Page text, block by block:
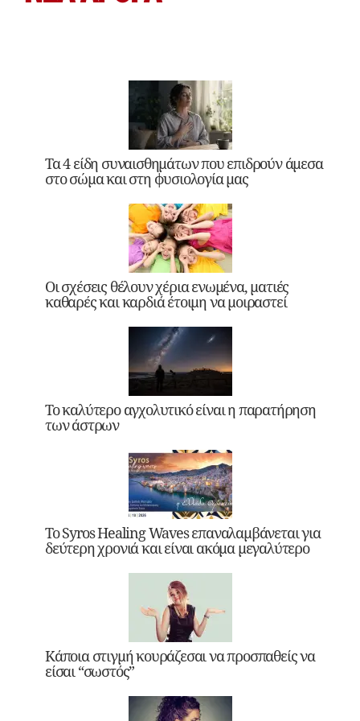
Τα 4 είδη συναισθημάτων που επιδρούν άμεσα
στο σώμα και στη φυσιολογία μας
Οι σχέσεις θέλουν χέρια ενωμένα, ματιές
καθαρές και καρδιά έτοιμη να μοιραστεί
Το καλύτερο αγχολυτικό είναι η παρατήρηση
των άστρων
Το Syros Healing Waves επαναλαμβάνεται για
δεύτερη χρονιά και είναι ακόμα μεγαλύτερο
Κάποια στιγμή κουράζεσαι να προσπαθείς να
είσαι “σωστός”